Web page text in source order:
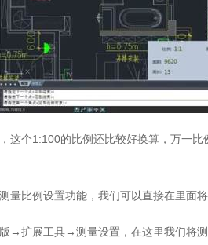
这个1:100的比例还比较好换算，万一
量比例设置功能，我们可以直接在里面
→扩展工具→测量设置，在这里我们将